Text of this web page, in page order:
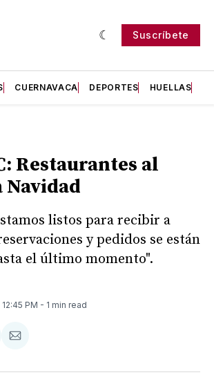
Suscríbete
CUERNAVACA DEPORTES HUELLAS
Restaurantes al
Navidad
listos para recibir a
y pedidos se están
el último momento".
12:45 PM - 1 min read
Compartir
Email